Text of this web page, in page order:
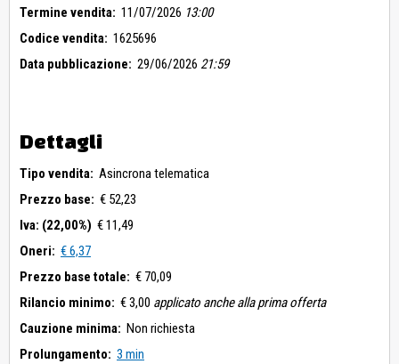
Termine vendita: 11/07/2026 13:00
Codice vendita: 1625696
Data pubblicazione: 29/06/2026 21:59
Dettagli
Tipo vendita: Asincrona telematica
Prezzo base: € 52,23
Iva: (22,00%) € 11,49
Oneri: € 6,37
Prezzo base totale: € 70,09
Rilancio minimo: € 3,00 applicato anche alla prima offerta
Cauzione minima: Non richiesta
Prolungamento: 3 min